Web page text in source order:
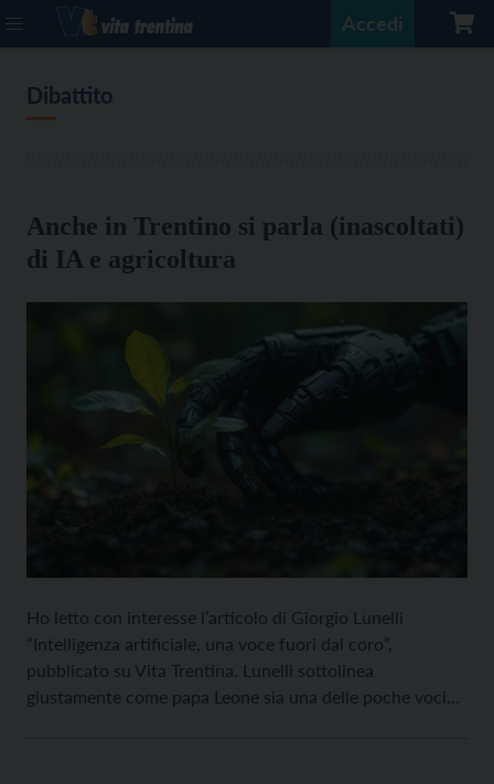
Accedi
Dibattito
Anche in Trentino si parla (inascoltati)
di IA e agricoltura
Ho letto con interesse l’articolo di Giorgio Lunelli
“Intelligenza artificiale, una voce fuori dal coro”,
pubblicato su Vita Trentina. Lunelli sottolinea
giustamente come papa Leone sia una delle poche voci